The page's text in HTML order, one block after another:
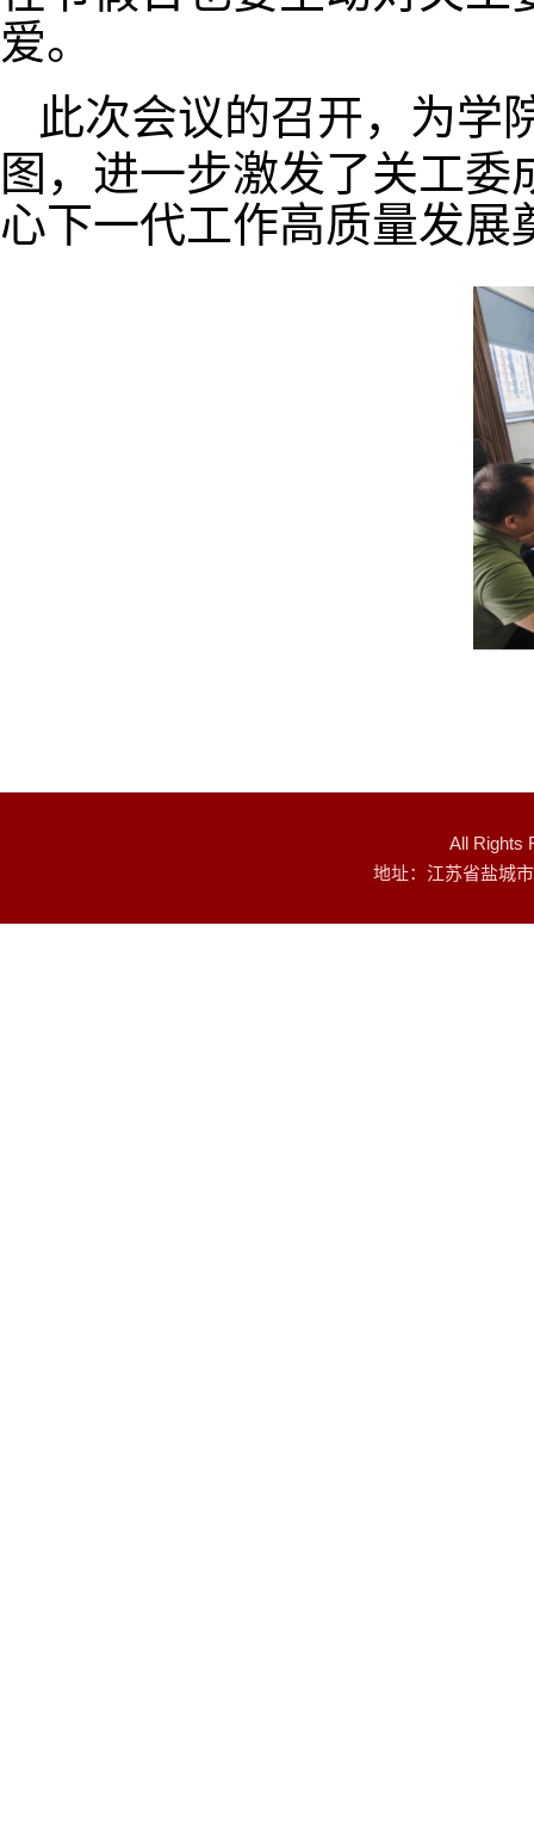
爱。
此次会议的召开，为学
图，进一步激发了关工
心下一代工作高质量发展
All Rights
地址：江苏省盐城